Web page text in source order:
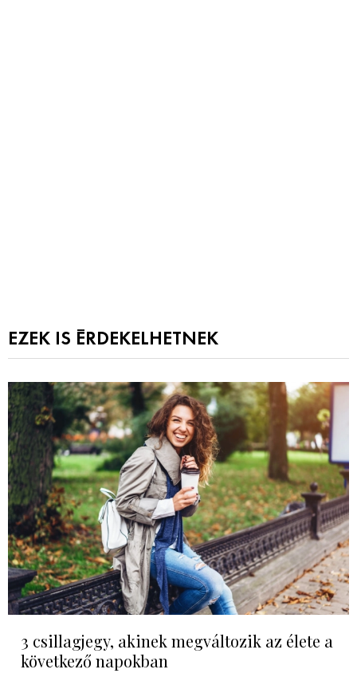
EZEK IS ÉRDEKELHETNEK
3 csillagjegy, akinek megváltozik az élete a
következő napokban